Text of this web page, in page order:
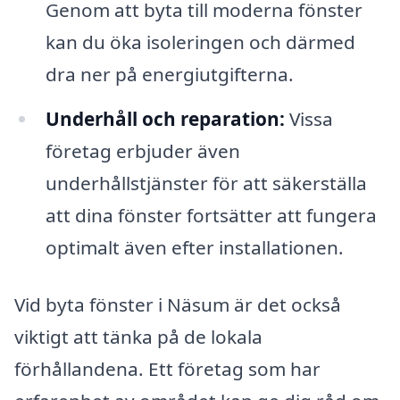
Genom att byta till moderna fönster
kan du öka isoleringen och därmed
dra ner på energiutgifterna.
Underhåll och reparation: Vissa
företag erbjuder även
underhållstjänster för att säkerställa
att dina fönster fortsätter att fungera
optimalt även efter installationen.
Vid byta fönster i Näsum är det också
viktigt att tänka på de lokala
förhållandena. Ett företag som har